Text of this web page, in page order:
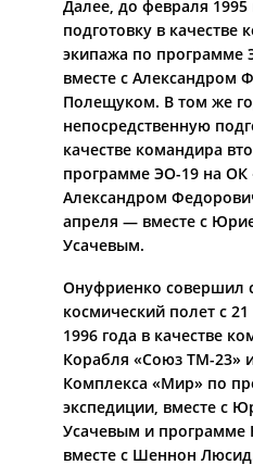
Далее, до февраля
подготовку в качестве
экипажа по программе
вместе с Александром
Полещуком. В том же
непосредственную
качестве командира
программе ЭО­-19 на ОК
Александром
апреля — вместе с
Усачевым.
Онуфриенко совершил
космический полет с
1996 года в качестве
Корабля «Союз ТМ-­23»
Комплекса «Мир» по
экспедиции, вместе с
Усачевым и программе
вместе с Шеннон